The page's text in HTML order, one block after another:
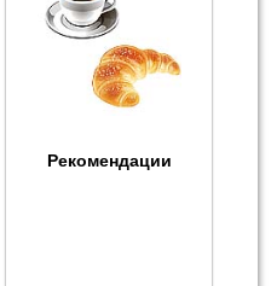
Рекомендации